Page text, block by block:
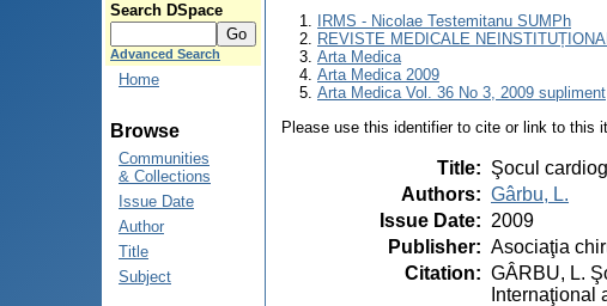
Search DSpace
Advanced Search
Home
Browse
Communities
& Collections
Issue Date
Author
Title
Subject
IRMS - Nicolae Testemitanu SUMPh
REVISTE MEDICALE
Arta Medica
Arta Medica 2009
Arta Medica Vol. 36 No 3, 2009 supliment
Please use this identifier to cite or link to this
Title: Şocul
Authors: Gârbu, L.
Issue Date: 2009
Publisher: Asociaţia
Citation: GÂRBU, L.
Internaţional